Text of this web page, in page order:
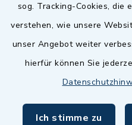
sog. Tracking-Cookies, die
verstehen, wie unsere
unser Angebot weiter
hierfür können Sie
Ich stimme zu
Serviceportal
Website in Leichter